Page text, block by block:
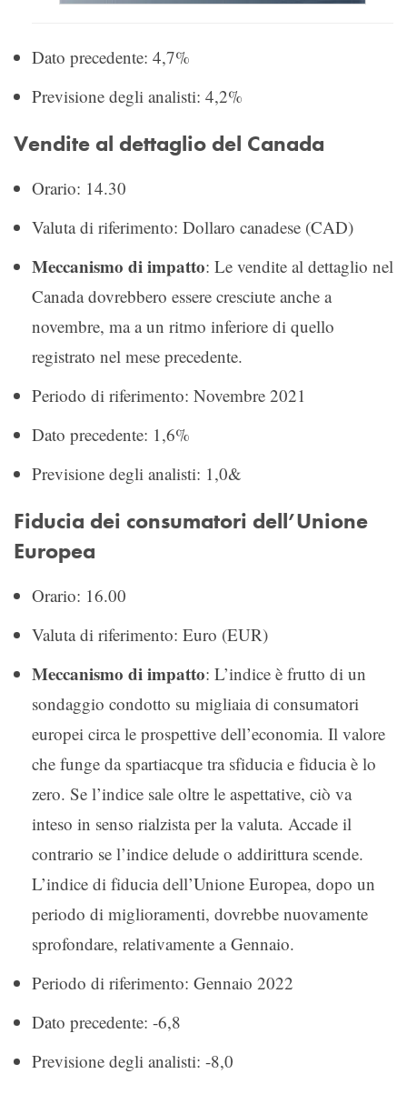
Dato precedente: 4,7%
Previsione degli analisti: 4,2%
Vendite al dettaglio del Canada
Orario: 14.30
Valuta di riferimento: Dollaro canadese (CAD)
Meccanismo di impatto: Le vendite al dettaglio nel
Canada dovrebbero essere cresciute anche a
novembre, ma a un ritmo inferiore di quello
registrato nel mese precedente.
Periodo di riferimento: Novembre 2021
Dato precedente: 1,6%
Previsione degli analisti: 1,0&
Fiducia dei consumatori dell’Unione
Europea
Orario: 16.00
Valuta di riferimento: Euro (EUR)
Meccanismo di impatto: L’indice è frutto di un
sondaggio condotto su migliaia di consumatori
europei circa le prospettive dell’economia. Il valore
che funge da spartiacque tra sfiducia e fiducia è lo
zero. Se l’indice sale oltre le aspettative, ciò va
inteso in senso rialzista per la valuta. Accade il
contrario se l’indice delude o addirittura scende.
L’indice di fiducia dell’Unione Europea, dopo un
periodo di miglioramenti, dovrebbe nuovamente
sprofondare, relativamente a Gennaio.
Periodo di riferimento: Gennaio 2022
Dato precedente: -6,8
Previsione degli analisti: -8,0